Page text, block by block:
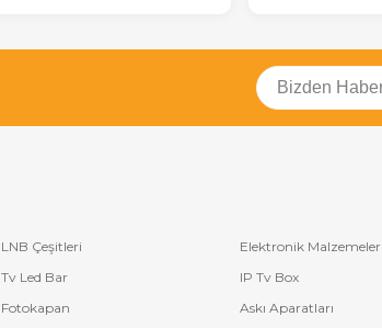
LNB Çeşitleri Elektronik Malzemeler
Tv Led Bar IP Tv Box
Fotokapan Askı Aparatları